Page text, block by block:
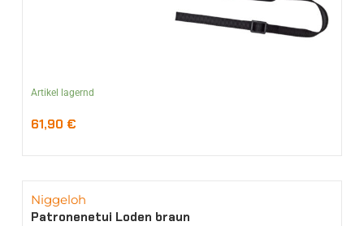
Artikel lagernd
61,90 €
Niggeloh
Patronenetui Loden braun